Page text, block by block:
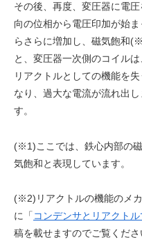
その後、再度、変圧器に電
向の位相から電圧印加が始
らさらに増加し、磁気飽和
と、変圧器一次側のコイル
リアクトルとしての機能を
なり、過大な電流が流れ出
す。
(※1)ここでは、鉄心内部の
気飽和と表現しています。
(※2)リアクトルの機能のメ
に「 コンデンサとリアクト
稿を載せますのでご覧くださ